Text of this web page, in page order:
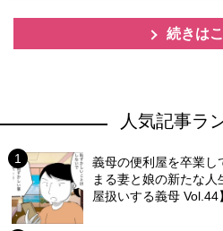
続きは
人気記事ラ
義母の便利屋を卒業し
まる妻と娘の新たな人
屋扱いする義母 Vol.44